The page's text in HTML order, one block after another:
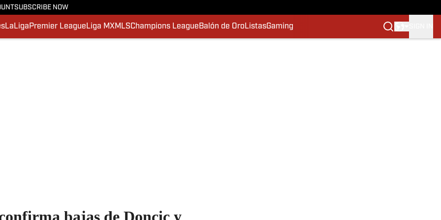
SUBSCRIBE NOW
LaLiga Premier League Liga MXMLSChampions League Balón de Oro ListasGaming